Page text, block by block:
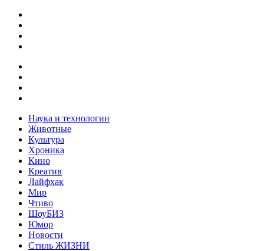
Наука и технологии
Животные
Культура
Хроника
Кино
Креатив
Лайфхак
Мир
Чтиво
ШоуБИЗ
Юмор
Новости
Стиль ЖИЗНИ